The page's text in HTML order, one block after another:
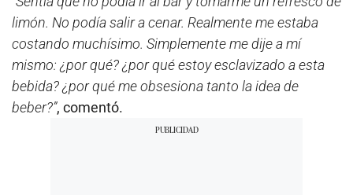
limón. No podía salir a cenar. Realmente me estaba
costando muchísimo. Simplemente me dije a mí
mismo: ¿por qué? ¿por qué estoy esclavizado a esta
bebida? ¿por qué me obsesiona tanto la idea de
beber?”, comentó.